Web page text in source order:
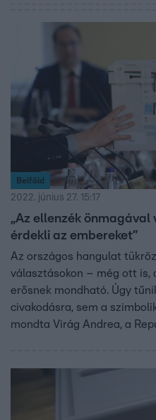
Belföld
2022. június 27. 15:17
„Az ellenzék önmagával
érdekli az embereket”
Az országos hangulat
választásokon – még ott is,
erősnek mondható. Úgy
civakodásra, sem a
mondta Virág Andrea, a